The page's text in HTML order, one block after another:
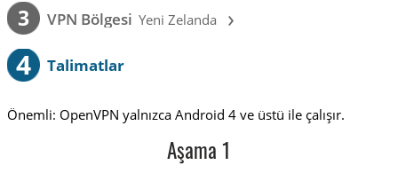
3 VPN Bölgesi Yeni Zelanda ›
4 Talimatlar
Önemli: OpenVPN yalnızca Android 4 ve üstü ile çalışır.
Aşama 1